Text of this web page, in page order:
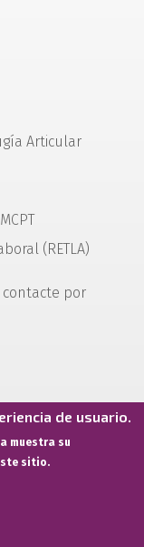
Articular
(RETLA)
por
de usuario.
muestra su
sitio.